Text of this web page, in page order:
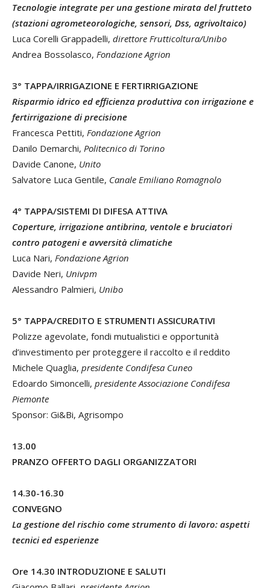
Tecnologie integrate per una gestione mirata del frutteto
(stazioni agrometeorologiche, sensori, Dss, agrivoltaico)
Luca Corelli Grappadelli, direttore Frutticoltura/Unibo
Andrea Bossolasco, Fondazione Agrion
3° TAPPA/IRRIGAZIONE E FERTIRRIGAZIONE
Risparmio idrico ed efficienza produttiva con irrigazione e
fertirrigazione di precisione
Francesca Pettiti, Fondazione Agrion
Danilo Demarchi, Politecnico di Torino
Davide Canone, Unito
Salvatore Luca Gentile, Canale Emiliano Romagnolo
4° TAPPA/SISTEMI DI DIFESA ATTIVA
Coperture, irrigazione antibrina, ventole e bruciatori
contro patogeni e avversità climatiche
Luca Nari, Fondazione Agrion
Davide Neri, Univpm
Alessandro Palmieri, Unibo
5° TAPPA/CREDITO E STRUMENTI ASSICURATIVI
Polizze agevolate, fondi mutualistici e opportunità
d’investimento per proteggere il raccolto e il reddito
Michele Quaglia, presidente Condifesa Cuneo
Edoardo Simoncelli, presidente Associazione Condifesa
Piemonte
Sponsor: Gi&Bi, Agrisompo
13.00
PRANZO OFFERTO DAGLI ORGANIZZATORI
14.30-16.30
CONVEGNO
La gestione del rischio come strumento di lavoro: aspetti
tecnici ed esperienze
Ore 14.30 INTRODUZIONE E SALUTI